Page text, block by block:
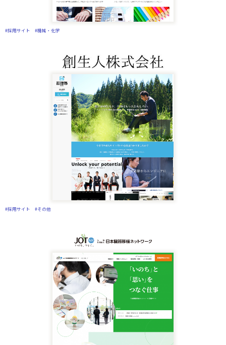
#採用サイト #機械・化学
#採用サイト #その他